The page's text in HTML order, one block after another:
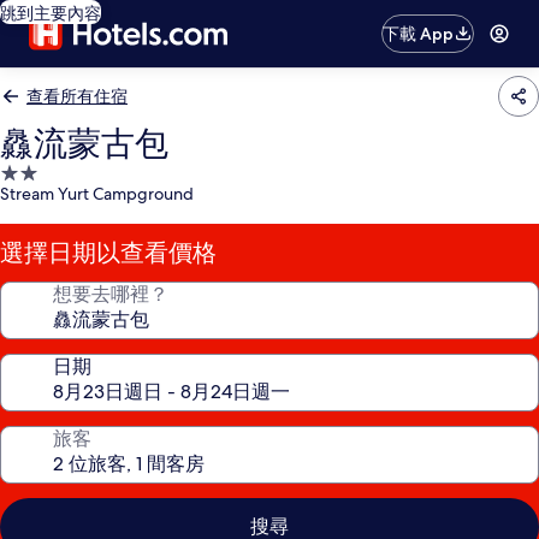
跳到主要內容
下載 App
查看所有住宿
灥流蒙古包
2.0
星
級
住
宿
Stream Yurt Campground
選擇日期以查看價格
想要去哪裡？
日期
旅客
搜尋